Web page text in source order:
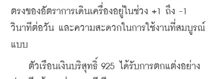
ตรงของอัตราการเดินเครื่องอยู่ในช่วง +1 ถึง -1
วินาทีต่อวัน และความสะดวกในการใช้งานที่สมบูรณ์
แบบ
ตัวเรือนเงินบริสุทธิ์ 925 ได้รับการตกแต่งอย่าง